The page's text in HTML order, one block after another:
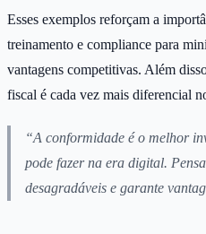
Esses exemplos reforçam a
treinamento e compliance para
vantagens competitivas. Além
fiscal é cada vez mais diferencial
“A conformidade é o melhor
pode fazer na era digital.
desagradáveis e garante